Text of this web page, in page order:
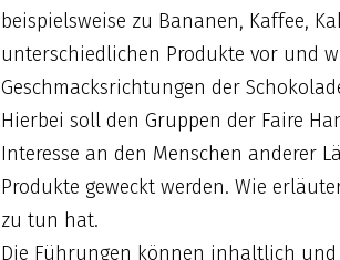
beispielsweise zu Bananen, Kaffee,
unterschiedlichen Produkte vor und
Geschmacksrichtungen der
Hierbei soll den Gruppen der Faire
Interesse an den Menschen anderer
Produkte geweckt werden. Wie
zu tun hat.
Die Führungen können inhaltlich